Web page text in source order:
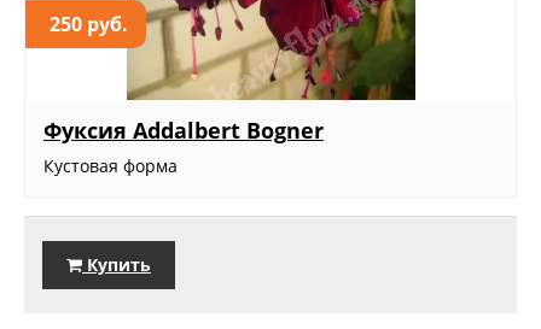
250 руб.
Фуксия Addalbert Bogner
Кустовая форма
Купить